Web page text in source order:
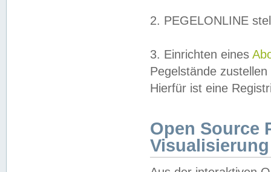
2. PEGELONLINE
3. Einrichten eines
Pegelstände
Hierfür ist eine
Open Source
Visualisierung